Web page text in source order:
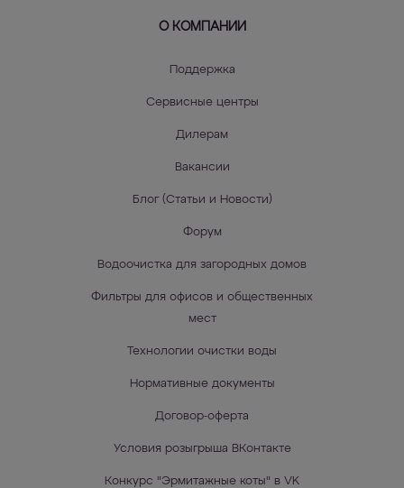
О КОМПАНИИ
Поддержка
Сервисные центры
Дилерам
Вакансии
Блог (Статьи и Новости)
Форум
Водоочистка для загородных домов
Фильтры для офисов и общественных
мест
Технологии очистки воды
Нормативные документы
Договор-оферта
Условия розыгрыша ВКонтакте
Конкурс "Эрмитажные коты" в VK